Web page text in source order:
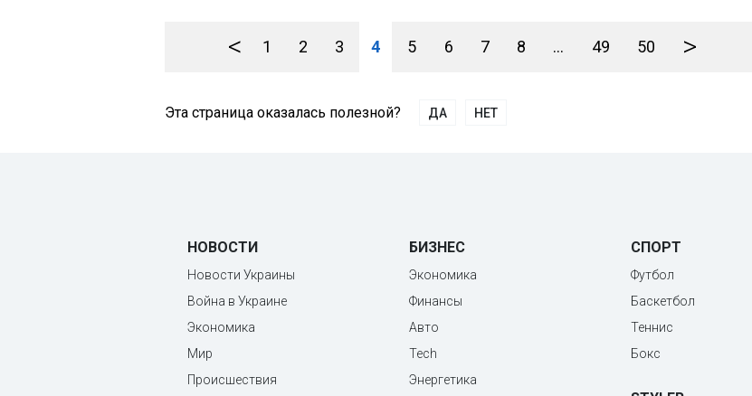
< 1 2 3 4 5 6 7 8 ... 49 50 >
Эта страница оказалась полезной? ДА НЕТ
НОВОСТИ
Новости Украины
Война в Украине
Экономика
Мир
Происшествия
БИЗНЕС
Экономика
Финансы
Авто
Tech
Энергетика
СПОРТ
Футбол
Баскетбол
Теннис
Бокс